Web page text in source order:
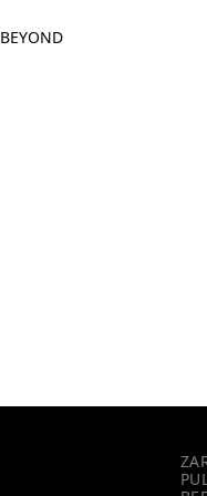
BEYOND